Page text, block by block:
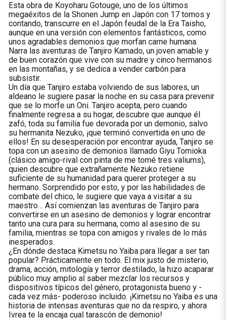
Esta obra de Koyoharu Gotouge, uno de los últimos
megaéxitos de la Shonen Jump en Japón con 17 tomos y
contando, transcurre en el Japón feudal de la Era Taisho,
aunque en una versión con elementos fantásticos, como
unos agradables demonios que morfan carne humana.
Narra las aventuras de Tanjiro Kamado, un joven amable y
de buen corazón que vive con su madre y cinco hermanos
en las montañas, y se dedica a vender carbón para
subsistir.
Un día que Tanjiro estaba volviendo de sus labores, un
aldeano le sugiere pasar la noche en su casa para prevenir
que se lo morfe un Oni. Tanjiro acepta, pero cuando
finalmente regresa a su hogar, descubre que aunque él
zafó, toda su familia fue devorada por un demonio, salvo
su hermanita Nezuko, ¡que terminó convertida en uno de
ellos! En su desesperación por encontrar ayuda, Tanjiro se
topa con un asesino de demonios llamado Giyu Tomioka
(clásico amigo-rival con pinta de me tomé tres valiums),
quien descubre que extrañamente Nezuko retiene
suficiente de su humanidad para querer proteger a su
hermano. Sorprendido por esto, y por las habilidades de
combate del chico, le sugiere que vaya a visitar a su
maestro… Así comienzan las aventuras de Tanjiro para
convertirse en un asesino de demonios y lograr encontrar
tanto una cura para su hermana, como al asesino de su
familia, mientras se topa con amigos y rivales de lo más
inesperados.
¿En dónde destaca Kimetsu no Yaiba para llegar a ser tan
popular? Prácticamente en todo. El mix justo de misterio,
drama, acción, mitología y terror destilado, la hizo acaparar
público muy amplio al saber mezclar los recursos y
dispositivos típicos del género, protagonista bueno y -
cada vez más- poderoso incluido. ¡Kimetsu no Yaiba es una
historia de intensas aventuras que no da respiro, y ahora
Ivrea te la encaja cual tarascón de demonio!